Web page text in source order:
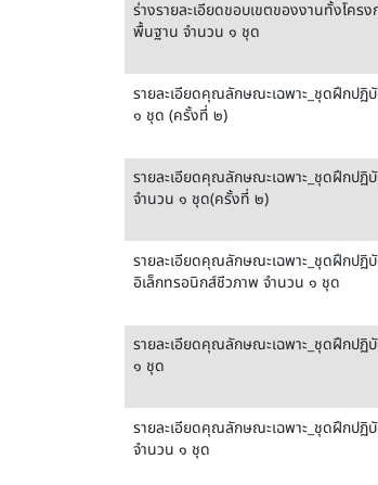
ร่างรายละเอียดขอบเขตของงานทั้งโค
พื้นฐาน จำนวน ๑ ชุด
รายละเอียดคุณลักษณะเฉพาะ_ชุดฝึกปฏิ
๑ ชุด (ครั้งที่ ๒)
รายละเอียดคุณลักษณะเฉพาะ_ชุดฝึกป
จำนวน ๑ ชุด(ครั้งที่ ๒)
รายละเอียดคุณลักษณะเฉพาะ_ชุดฝึกปฏิบั
อิเล็กทรอนิกส์ชีวภาพ จำนวน ๑ ชุด
รายละเอียดคุณลักษณะเฉพาะ_ชุดฝึกปฏิ
๑ ชุด
รายละเอียดคุณลักษณะเฉพาะ_ชุดฝึกป
จำนวน ๑ ชุด